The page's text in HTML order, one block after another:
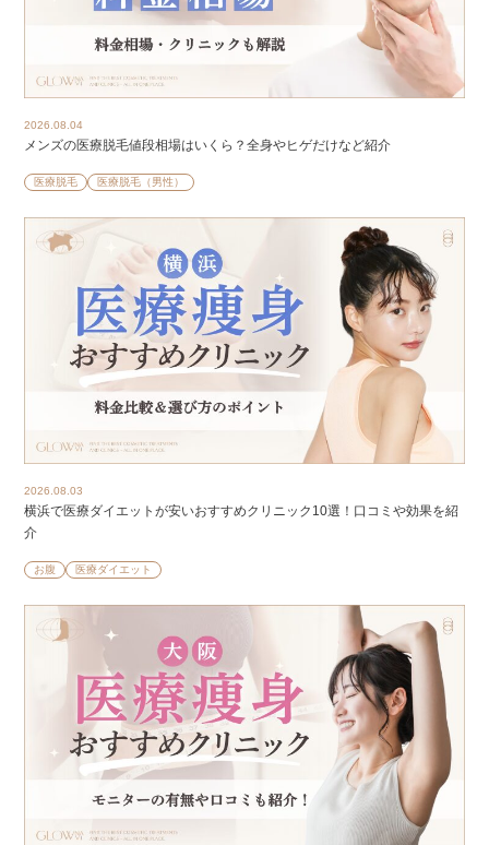
2026.08.04
メンズの医療脱毛値段相場はいくら？全身やヒゲだけなど紹介
医療脱毛 医療脱毛（男性）
2026.08.03
横浜で医療ダイエットが安いおすすめクリニック10選！口コミや効果を紹
介
お腹 医療ダイエット